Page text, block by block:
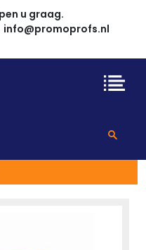
u graag.
info@promoprofs.nl